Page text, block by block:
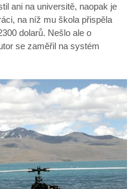
ani na universitě, naopak je
na níž mu škola přispěla
dolarů. Nešlo ale o
se zaměřil na systém